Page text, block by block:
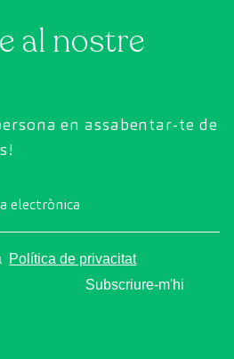
al nostre
en assabentar-te de
electrònica
Política de privacitat
Subscriure-m'hi